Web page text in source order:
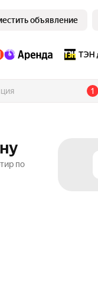
объявление
1
по